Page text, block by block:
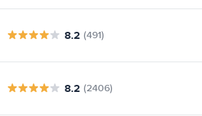
8.2 (491)
8.2 (2406)